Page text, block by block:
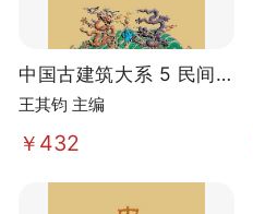
中国古建筑大系 5 民间住
宅建筑
王其钧 主编
￥432